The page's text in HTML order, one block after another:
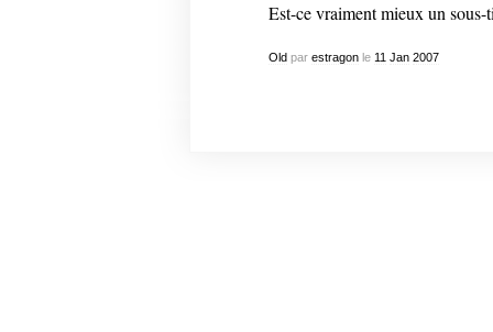
Est-ce vraiment mieux un sous-
Oldpar estragonle 11 Jan 2007